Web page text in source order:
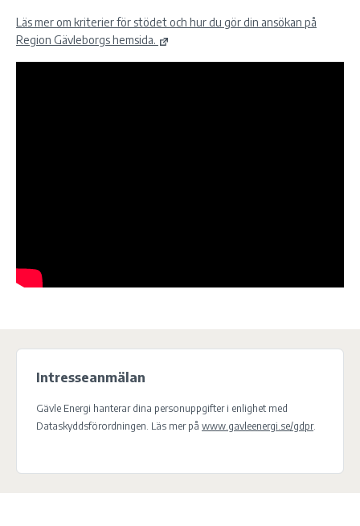
Läs mer om kriterier för stödet och hur du gör din ansökan på
Region Gävleborgs hemsida.
Intresseanmälan
Gävle Energi hanterar dina personuppgifter i enlighet med
Dataskyddsförordningen. Läs mer på www.gavleenergi.se/gdpr.